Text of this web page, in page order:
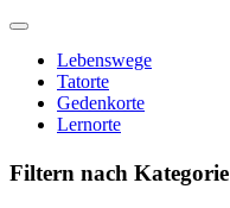
Skip
contentLebenswege
Tatorte
Gedenkorte
Lernorte
Filtern nach Kategorie